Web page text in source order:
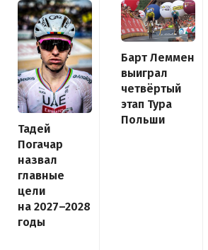
Тадей
Погачар
назвал
главные
цели
на 2027–2028
годы
Барт Леммен
выиграл
четвёртый
этап Тура
Польши